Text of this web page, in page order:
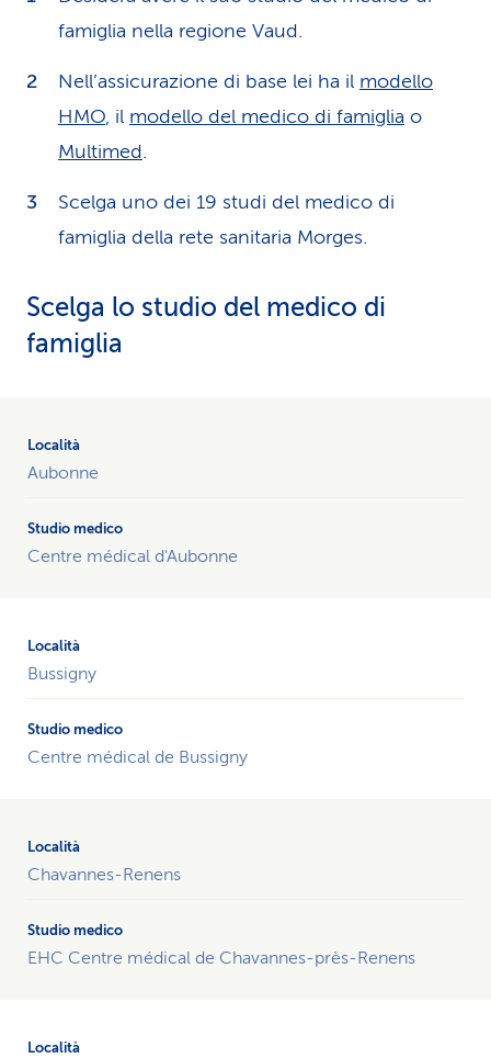
famiglia nella regione Vaud.
Nell’assicurazione di base lei ha il modello
HMO, il modello del medico di famiglia o
Multimed.
Scelga uno dei 19 studi del medico di
famiglia della rete sanitaria Morges.
Scelga lo studio del medico di
famiglia
medico
località.
Aubonne
Centre médical d'Aubonne
Bussigny
Centre médical de Bussigny
Chavannes-Renens
EHC Centre médical de Chavannes-près-Renens